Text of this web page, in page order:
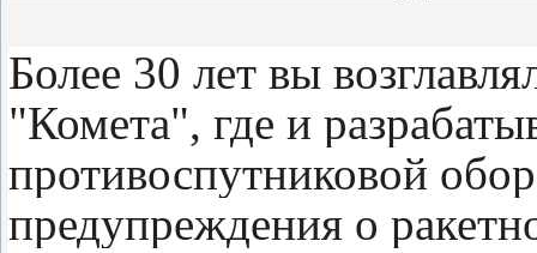
Более 30 лет вы
"Комета", где и
противоспутниковой
предупреждения о